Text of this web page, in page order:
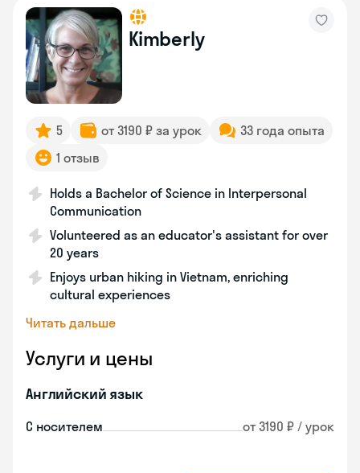
Kimberly
5 от 3190 ₽ за урок
33 года опыта
1 отзыв
Holds a Bachelor of Science in Interpersonal
Communication
Volunteered as an educator's assistant for over
20 years
Enjoys urban hiking in Vietnam, enriching
cultural experiences
Читать дальше
Услуги и цены
Английский язык
С носителем от 3190 ₽ / урок